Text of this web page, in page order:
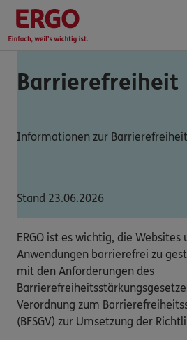
Barrierefreiheit
Informationen zur Barrierefreiheit
Stand 23.06.2026
ERGO ist es wichtig, die
Anwendungen barrierefrei zu
mit den Anforderungen des
Verordnung zum
(BFSGV) zur Umsetzung der